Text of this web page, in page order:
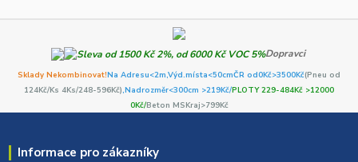
Dopravci
Sklady Nekombinovat!Na Adresu<2m,Výd.místa<50cmČR od0Kč>3500Kč(Pneu od
124Kč/Ks 4Ks/248-596Kč),Nadrozměr<300cm >219Kč/PLOTY 229-484Kč >12000
0Kč/Beton MSKraj>799Kč
Informace pro zákazníky